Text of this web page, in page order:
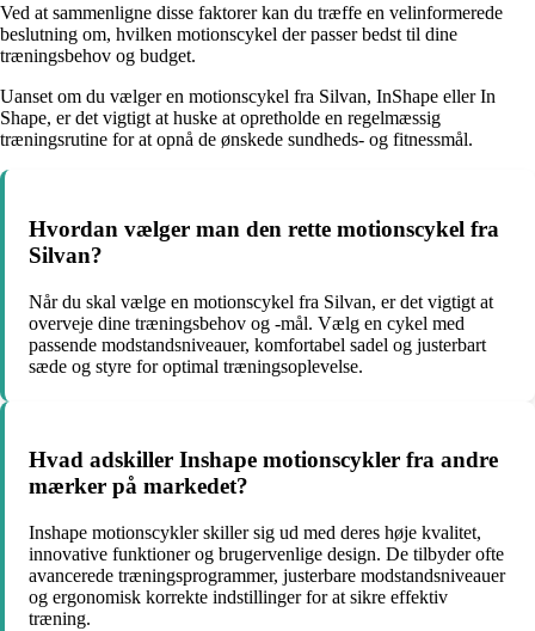
Ved at sammenligne disse faktorer kan du træffe en velinformerede
beslutning om, hvilken motionscykel der passer bedst til dine
træningsbehov og budget.
Uanset om du vælger en motionscykel fra Silvan, InShape eller In
Shape, er det vigtigt at huske at opretholde en regelmæssig
træningsrutine for at opnå de ønskede sundheds- og fitnessmål.
Hvordan vælger man den rette motionscykel fra
Silvan?
Når du skal vælge en motionscykel fra Silvan, er det vigtigt at
overveje dine træningsbehov og -mål. Vælg en cykel med
passende modstandsniveauer, komfortabel sadel og justerbart
sæde og styre for optimal træningsoplevelse.
Hvad adskiller Inshape motionscykler fra andre
mærker på markedet?
Inshape motionscykler skiller sig ud med deres høje kvalitet,
innovative funktioner og brugervenlige design. De tilbyder ofte
avancerede træningsprogrammer, justerbare modstandsniveauer
og ergonomisk korrekte indstillinger for at sikre effektiv
træning.